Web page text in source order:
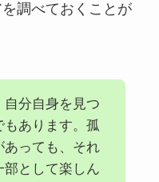
調べておくことが
自分自身を見つ
あります。孤
あっても、それ
部として楽しん